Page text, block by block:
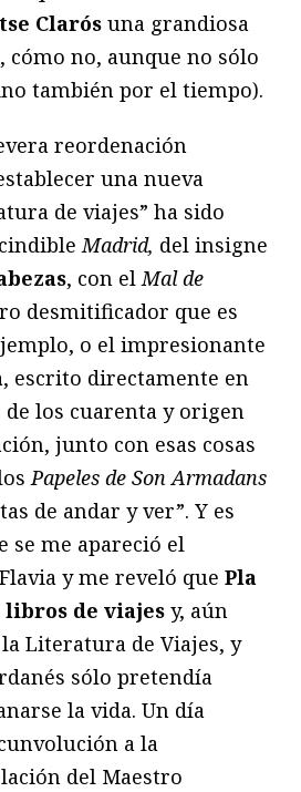
Clarós una grandiosa
cómo no, aunque no sólo
también por el tiempo).
reordenación
una nueva
de viajes” ha sido
Madrid, del insigne
, con elMal de
desmitificador que es
o el impresionante
, escrito directamente en
de los cuarenta y origen
junto con esas cosas
Papeles de Son Armadans
de andar y ver”. Y es
se me apareció el
y me reveló que Pla
libros de viajes y, aún
Literatura de Viajes, y
sólo pretendía
la vida. Un día
a la
del Maestro